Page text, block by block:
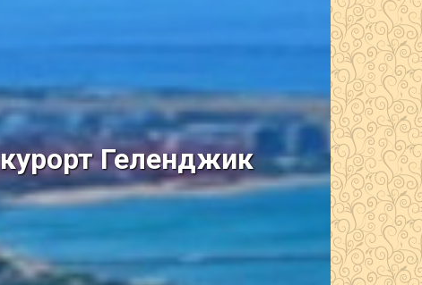
Геленджик